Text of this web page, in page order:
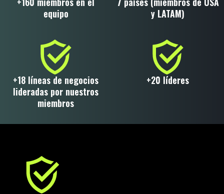
equipo
y LATAM)
+18 líneas de negocios
lideradas por nuestros
miembros
+20 líderes